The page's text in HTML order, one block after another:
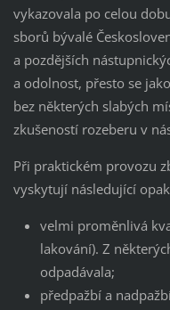
vykazovala po celou
sborů bývalé
a pozdějších
a odolnost, přesto se
bez některých slabých
zkušeností rozeberu v
Při praktickém provozu
vyskytují následující
velmi proměnlivá
lakování). Z
odpadávala;
předpažbí a